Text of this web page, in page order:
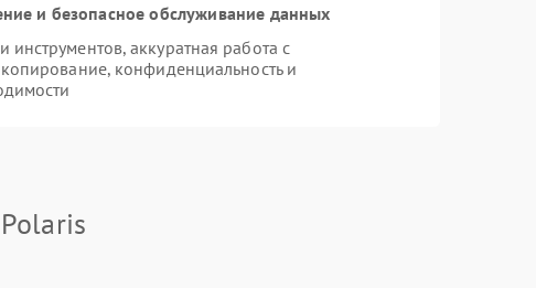
и безопасное обслуживание данных
аккуратная работа с
конфиденциальность и